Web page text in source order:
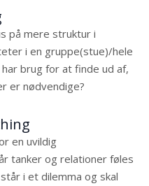
på mere struktur i
i en gruppe(stue)/hele
brug for at finde ud af,
er nødvendige?
en uvildig
tanker og relationer føles
i et dilemma og skal